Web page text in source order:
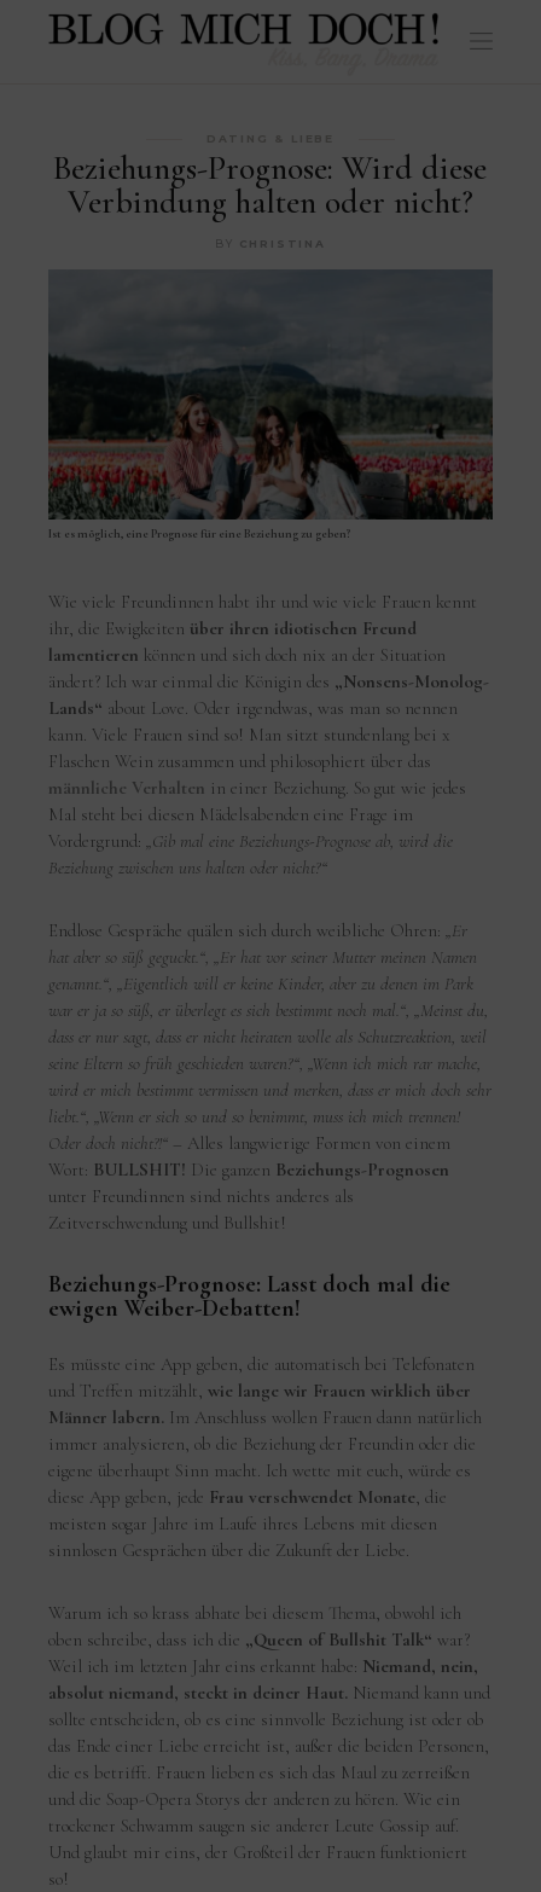
DATING & LIEBE
Beziehungs-Prognose: Wird diese
Verbindung halten oder nicht?
BY CHRISTINA
Ist es möglich, eine Prognose für eine Beziehung zu geben?
Wie viele Freundinnen habt ihr und wie viele Frauen kennt
ihr, die Ewigkeiten über ihren idiotischen Freund
lamentieren können und sich doch nix an der Situation
ändert? Ich war einmal die Königin des „Nonsens-Monolog-
Lands“ about Love. Oder irgendwas, was man so nennen
kann. Viele Frauen sind so! Man sitzt stundenlang bei x
Flaschen Wein zusammen und philosophiert über das
männliche Verhalten in einer Beziehung. So gut wie jedes
Mal steht bei diesen Mädelsabenden eine Frage im
Vordergrund:„Gib mal eine Beziehungs-Prognose ab, wird die
Beziehung zwischen uns halten oder nicht?“
Endlose Gespräche quälen sich durch weibliche Ohren: „Er
hat aber so süß geguckt.“, „Er hat vor seiner Mutter meinen Namen
genannt.“, „Eigentlich will er keine Kinder, aber zu denen im Park
war er ja so süß, er überlegt es sich bestimmt noch mal.“, „Meinst du,
dass er nur sagt, dass er nicht heiraten wolle als Schutzreaktion, weil
seine Eltern so früh geschieden waren?“, „Wenn ich mich rar mache,
wird er mich bestimmt vermissen und merken, dass er mich doch sehr
liebt.“, „Wenn er sich so und so benimmt, muss ich mich trennen!
Oder doch nicht?!“ – Alles langwierige Formen von einem
Wort: BULLSHIT! Die ganzen Beziehungs-Prognosen
unter Freundinnen sind nichts anderes als
Zeitverschwendung und Bullshit!
Beziehungs-Prognose: Lasst doch mal die
ewigen Weiber-Debatten!
Es müsste eine App geben, die automatisch bei Telefonaten
und Treffen mitzählt,wie lange wir Frauen wirklich über
Männer labern. Im Anschluss wollen Frauen dann natürlich
immer analysieren, ob die Beziehung der Freundin oder die
eigene überhaupt Sinn macht. Ich wette mit euch, würde es
diese App geben, jede Frau verschwendet Monate, die
meisten sogar Jahre im Laufe ihres Lebens mit diesen
sinnlosen Gesprächen über die Zukunft der Liebe.
Warum ich so krass abhate bei diesem Thema, obwohl ich
oben schreibe, dass ich die „Queen of Bullshit Talk“ war?
Weil ich im letzten Jahr eins erkannt habe: Niemand, nein,
absolut niemand, steckt in deiner Haut. Niemand kann und
sollte entscheiden, ob es eine sinnvolle Beziehung ist oder ob
das Ende einer Liebe erreicht ist, außer die beiden Personen,
die es betrifft. Frauen lieben es sich das Maul zu zerreißen
und die Soap-Opera Storys der anderen zu hören. Wie ein
trockener Schwamm saugen sie anderer Leute Gossip auf.
Und glaubt mir eins, der Großteil der Frauen funktioniert
so!